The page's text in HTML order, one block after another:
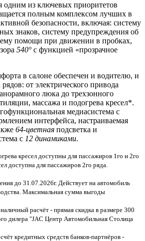
одним из ключевых приоритетов
полным комплексом лучших в
безопасности, включая: систему
знаков, систему предупреждения об
помощи при движении в пробках,
540°с функцией «прозрачное
в салоне обеспечен и водителю, и
от электрического привода
люка до трехзонного
массажа и подогрева кресел*.
медиасистема с
интерфейса, настраиваемая
64-цветная подсветка и
с 12 динамиками.
кресел доступны для пассажиров 1го и 2го
доступна для пассажиров 2го ряда.
до 31.07.2026г. Действует на автомобиль
Максимальная сумма выгоды
расчёт - прямая скидка в размере 300
дилера "JAC Центр Автомобильная Столица
кредитных средств банков-партнёров -